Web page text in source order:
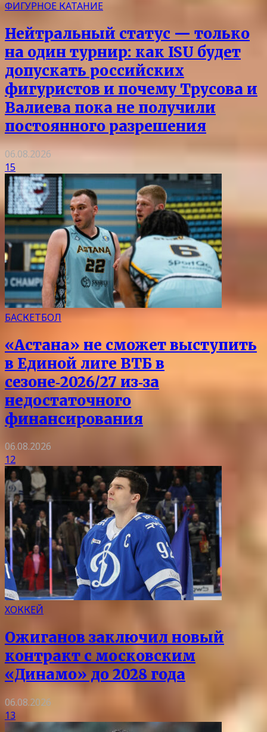
ФИГУРНОЕ КАТАНИЕ
Нейтральный статус — только
на один турнир: как ISU будет
допускать российских
фигуристов и почему Трусова и
Валиева пока не получили
постоянного разрешения
06.08.2026
15
БАСКЕТБОЛ
«Астана» не сможет выступить
в Единой лиге ВТБ в
сезоне‑2026/27 из‑за
недостаточного
финансирования
06.08.2026
12
ХОККЕЙ
Ожиганов заключил новый
контракт с московским
«Динамо» до 2028 года
06.08.2026
13